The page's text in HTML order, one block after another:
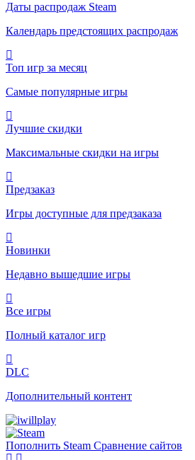
Даты распродаж Steam
Календарь предстоящих распродаж
Топ игр за месяц
Самые популярные игры
Лучшие скидки
Максимальные скидки на игры
Предзаказ
Игры доступные для предзаказа
Новинки
Недавно вышедшие игры
Все игры
Полный каталог игр
DLC
Дополнительный контент
Пополнить Steam Сравнение сайтов